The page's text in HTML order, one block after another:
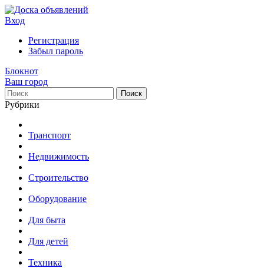
Вход
Регистрация
Забыл пароль
Блокнот
Ваш город
Поиск
Рубрики
Транспорт
Недвижимость
Строительство
Оборудование
Для быта
Для детей
Техника